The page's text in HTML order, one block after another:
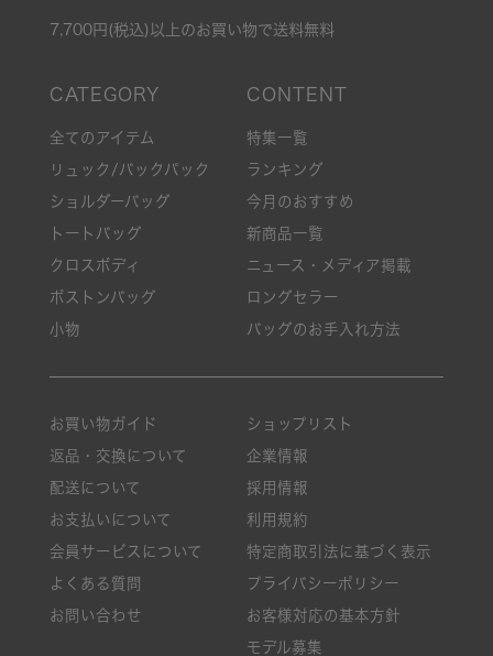
7,700円(税込)以上のお買い物で送料無料
全てのアイテム
リュック/バックパック
ショルダーバッグ
トートバッグ
クロスボディ
ボストンバッグ
小物
特集一覧
ランキング
今月のおすすめ
新商品一覧
ニュース・メディア掲載
ロングセラー
バッグのお手入れ方法
お買い物ガイド
返品・交換について
配送について
お支払いについて
会員サービスについて
よくある質問
お問い合わせ
ショップリスト
企業情報
採用情報
利用規約
特定商取引法に基づく表示
プライバシーポリシー
お客様対応の基本方針
モデル募集